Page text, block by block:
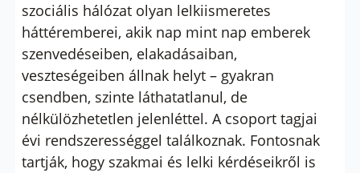
szociális hálózat olyan lelkiismeretes
háttéremberei, akik nap mint nap emberek
szenvedéseiben, elakadásaiban,
veszteségeiben állnak helyt – gyakran
csendben, szinte láthatatlanul, de
nélkülözhetetlen jelenléttel. A csoport tagjai
évi rendszerességgel találkoznak. Fontosnak
tartják, hogy szakmai és lelki kérdéseikről is